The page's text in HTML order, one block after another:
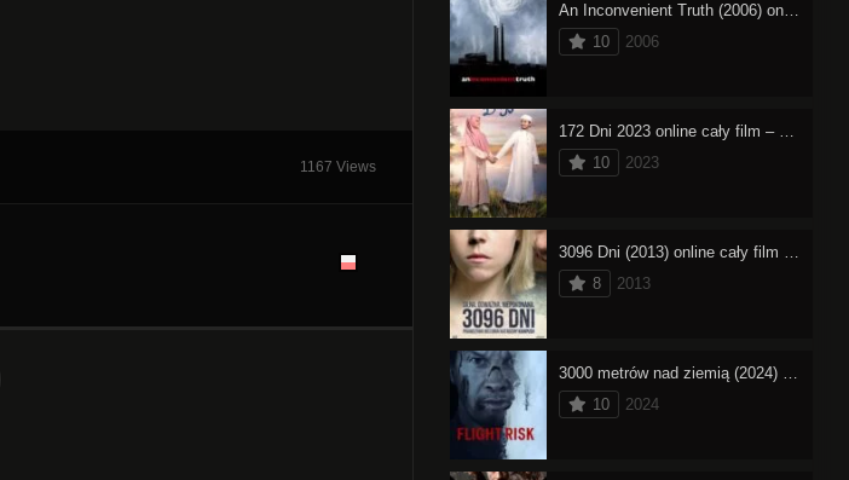
1167 Views
An Inconvenient Truth (2006) online cały film – oglądaj
10
2006
172 Dni 2023 online cały film – oglądaj
10
2023
3096 Dni (2013) online cały film – oglądaj
8
2013
3000 metrów nad ziemią (2024) online cały film – oglądaj
10
2024